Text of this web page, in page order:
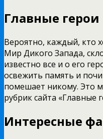
Главные герои
Вероятно, каждый, кто
Мир Дикого Запада,
известно все и о его
освежить память и
помешает никому. Это
рубрик сайта «Главные
Интересные